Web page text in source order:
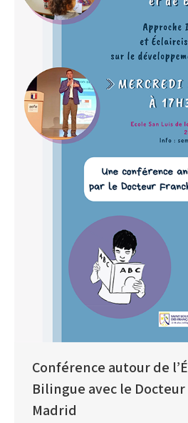
Conférence autour de
Bilingue avec le Docteur
Madrid